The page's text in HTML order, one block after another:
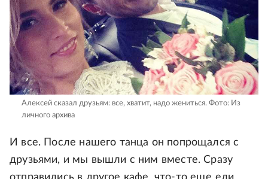
Алексей сказал друзьям: все, хватит, надо жениться. Фото: Из
личного архива
И все. После нашего танца он попрощался с
друзьями, и мы вышли с ним вместе. Сразу